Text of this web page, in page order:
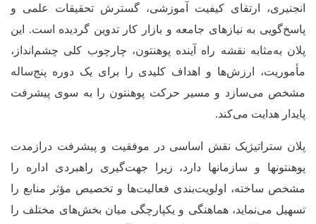
انجنیری، ارتقای کیفیت آموزشی، گسترش تحقیقات علمی و
پاسخ‌گویی به نیازهای جامعه و بازار کار تدوین گردیده است. این
پلان به‌مثابه نقشه راه آینده پوهنتون، چارچوب کلی چشم‌انداز،
مأموریت، ارزش‌ها و اهداف کلیدی را برای یک دوره پنج‌ساله
مشخص می‌سازد و مسیر حرکت پوهنتون را به سوی پیشرفت
پایدار هدایت می‌کند.
پلان ستراتیژیک نقش اساسی در موفقیت و پیشرفت درازمدت
پوهنتون‎ها و سازمان‎ها دارد، زیرا جهت‌گیری راهبردی اداره را
مشخص ساخته، اولویت‌بندی فعالیت‌ها و تخصیص مؤثر منابع را
تسهیل می‌نماید، هماهنگی و یکپارچگی میان بخش‌های مختلف را